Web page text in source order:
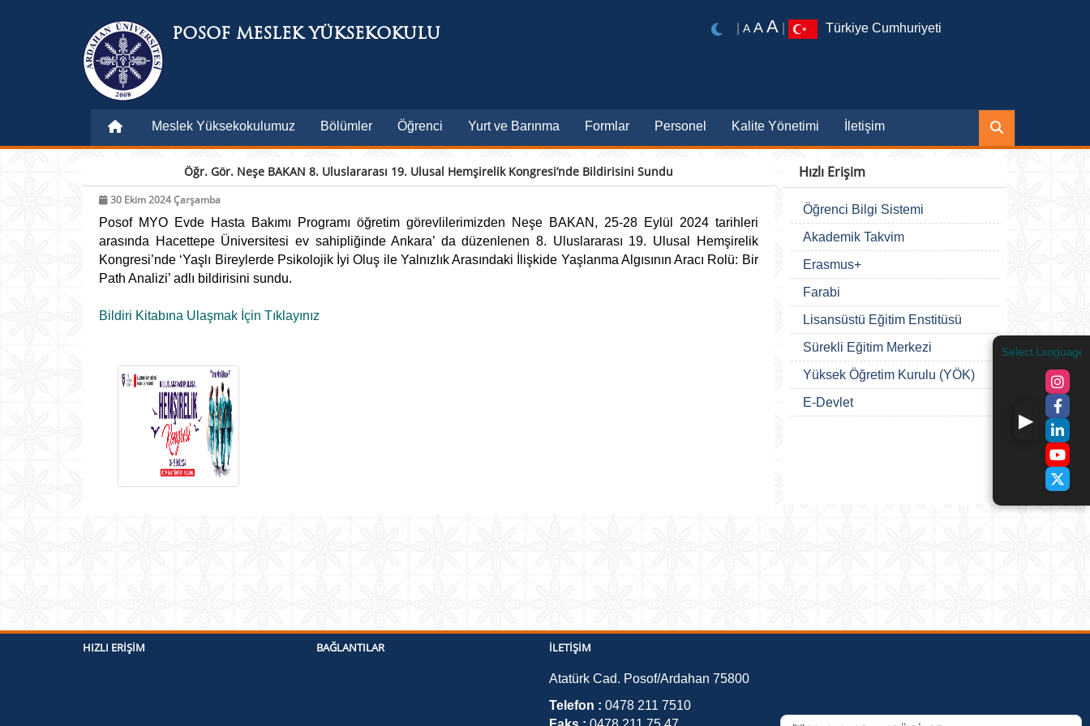
POSOF MESLEK YÜKSEKOKULU A A A Türkiye Cumhuriyeti
Meslek Yüksekokulumuz Bölümler Öğrenci Yurt ve Barınma Formlar Personel Kalite Yönetimi İletişim
Öğr. Gör. Neşe BAKAN 8. Uluslararası 19. Ulusal Hemşirelik Kongresi’nde Bildirisini Sundu
30 Ekim 2024 Çarşamba
Posof MYO Evde Hasta Bakımı Programı öğretim görevlilerimizden Neşe BAKAN, 25-28 Eylül 2024 tarihleri
arasında Hacettepe Üniversitesi ev sahipliğinde Ankara’ da düzenlenen 8. Uluslararası 19. Ulusal Hemşirelik
Kongresi’nde ‘Yaşlı Bireylerde Psikolojik İyi Oluş ile Yalnızlık Arasındaki İlişkide Yaşlanma Algısının Aracı Rolü: Bir
Path Analizi’ adlı bildirisini sundu.
Bildiri Kitabına Ulaşmak İçin Tıklayınız
Hızlı Erişim
Öğrenci Bilgi Sistemi
Akademik Takvim
Erasmus+
Farabi
Lisansüstü Eğitim Enstitüsü
Sürekli Eğitim Merkezi
Yüksek Öğretim Kurulu (YÖK)
E-Devlet
Select Language
HIZLI ERIŞIM BAĞLANTILAR İLETIŞIM
Atatürk Cad. Posof/Ardahan 75800
Telefon : 0478 211 7510